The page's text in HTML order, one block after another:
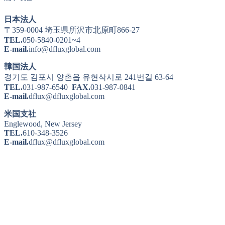
日本法人
〒359-0004 埼玉県所沢市北原町866-27
TEL.050-5840-0201~4
E-mail.info@dfluxglobal.com
韓国法人
경기도 김포시 양촌읍 유현삭시로 241번길 63-64
TEL.031-987-6540 FAX.031-987-0841
E-mail.dflux@dfluxglobal.com
米国支社
Englewood, New Jersey
TEL.610-348-3526
E-mail.dflux@dfluxglobal.com